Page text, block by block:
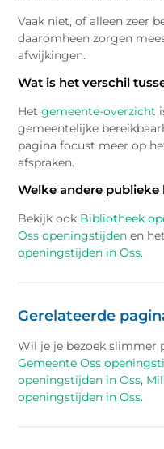
Vaak niet, of alleen zeer
daaromheen zorgen
afwijkingen.
Wat is het verschil
Hetgemeente-overzicht
gemeentelijke
pagina focust meer op
afspraken.
Welke andere
Bekijk ook Bibliotheek
Oss openingstijden en
openingstijden in Oss.
Gerelateerde
Wil je je bezoek slimmer
Gemeente Oss
openingstijden in Oss,
openingstijden in Oss.